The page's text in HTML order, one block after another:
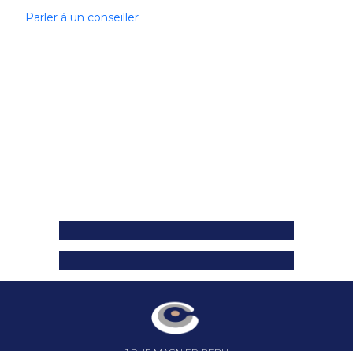
Parler à un conseiller